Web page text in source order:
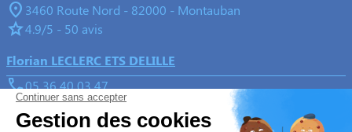
3460 Route Nord - 82000 - Montauban
4.9/5 - 50 avis
Florian LECLERC ETS DELILLE
05 36 40 03 47
delille82@gmail.com
3, Rue de l'église - 82700 - Montech